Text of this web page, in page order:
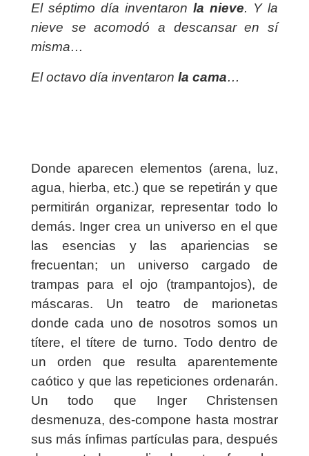
El séptimo día inventaronla nieve. Y la
nieve se acomodó a descansar en sí
misma…
El octavo día inventaron la cama…
Donde aparecen elementos (arena, luz,
agua, hierba, etc.) que se repetirán y que
permitirán organizar, representar todo lo
demás. Inger crea un universo en el que
las esencias y las apariencias se
frecuentan; un universo cargado de
trampas para el ojo (trampantojos), de
máscaras. Un teatro de marionetas
donde cada uno de nosotros somos un
títere, el títere de turno. Todo dentro de
un orden que resulta aparentemente
caótico y que las repeticiones ordenarán.
Un todo que Inger Christensen
desmenuza, des-compone hasta mostrar
sus más ínfimas partículas para, después